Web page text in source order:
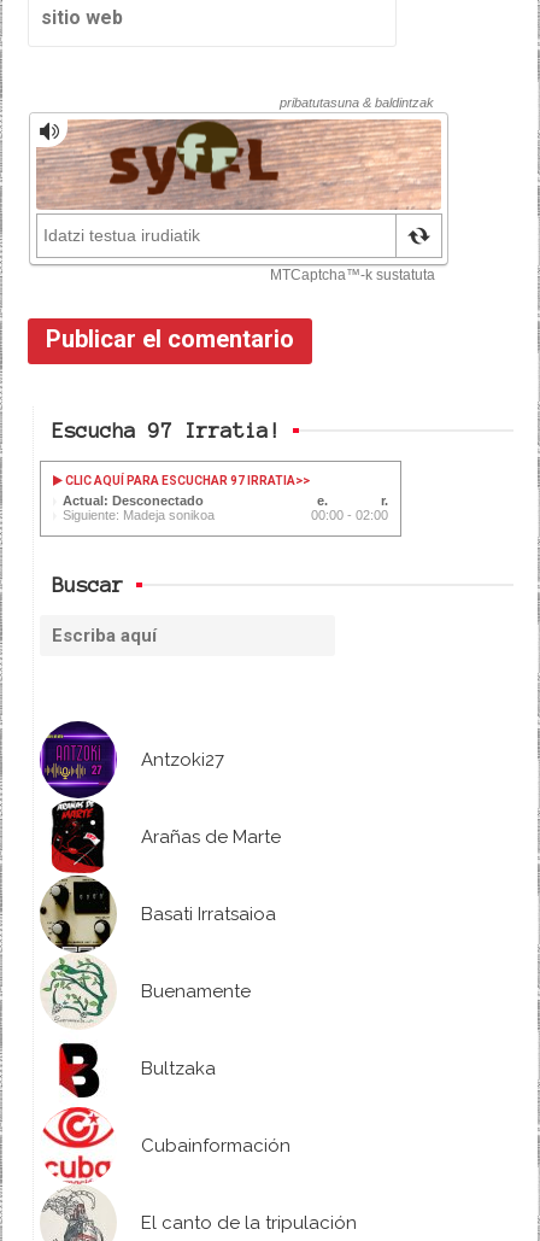
Escucha 97 Irratia!
CLIC AQUÍ PARA ESCUCHAR 97 IRRATIA>>
Actual: Desconectado
Siguiente: Madeja sonikoa
00:00 - 02:00
Buscar
Antzoki27
Arañas de Marte
Basati Irratsaioa
Buenamente
Bultzaka
Cubainformación
El canto de la tripulación